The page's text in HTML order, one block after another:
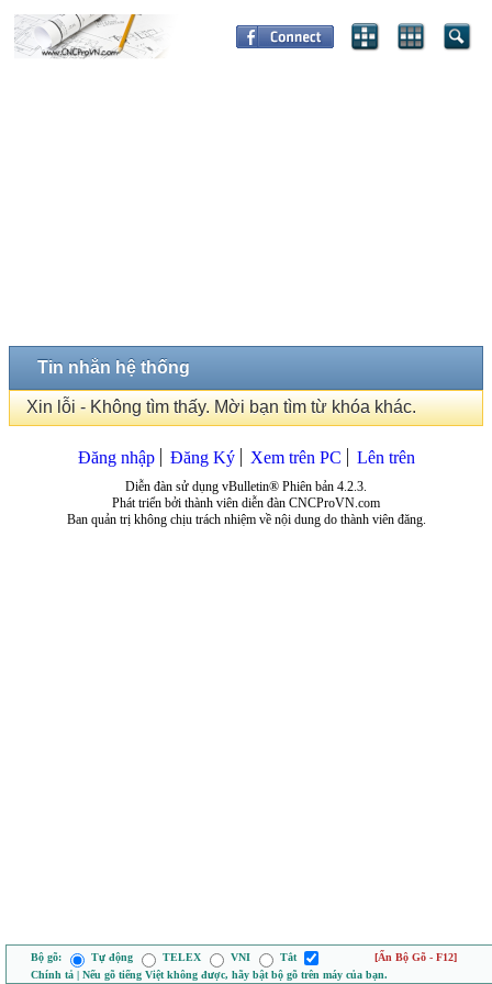
Tin nhắn hệ thống
Xin lỗi - Không tìm thấy. Mời bạn tìm từ khóa khác.
Đăng nhập Đăng Ký Xem trên PC Lên trên
Diễn đàn sử dụng vBulletin® Phiên bản 4.2.3.
Phát triển bởi thành viên diễn đàn CNCProVN.com
Ban quản trị không chịu trách nhiệm về nội dung do thành viên đăng.
Bộ gõ: Tự động TELEX VNI Tắt
[Ẩn Bộ Gõ - F12]
Chính tả | Nếu gõ tiếng Việt không được, hãy bật bộ gõ trên máy của bạn.